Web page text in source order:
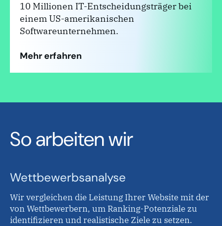
10 Millionen IT-Entscheidungsträger bei
einem US-amerikanischen
Softwareunternehmen.
Mehr erfahren
So arbeiten wir
Wettbewerbsanalyse
Wir vergleichen die Leistung Ihrer Website mit der
von Wettbewerbern, um Ranking-Potenziale zu
identifizieren und realistische Ziele zu setzen.